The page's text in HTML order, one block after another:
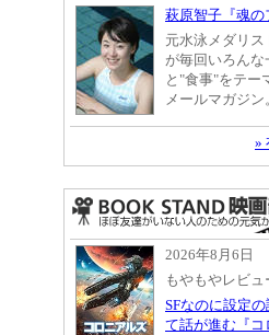
萩原智子『魂の
元水泳メダリ
が毎回いろんな
と"食事"をテー
メールマガジン
»
2026年8月6日
もやもやレビュ
SFなのに設定
て話が進む『コ